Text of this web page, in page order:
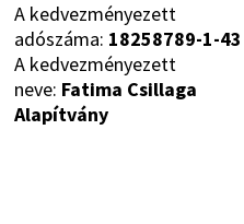
A kedvezményezett
adószáma: 18258789-1-43
A kedvezményezett
neve: Fatima Csillaga
Alapítvány